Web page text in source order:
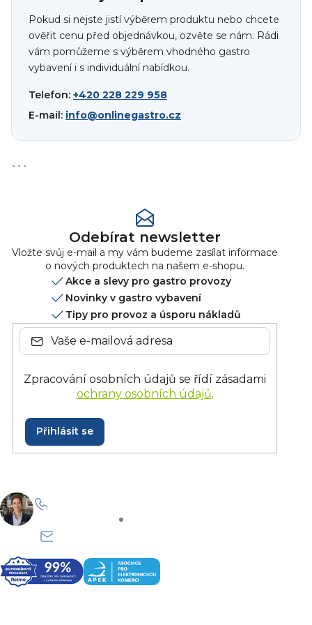
Pokud si nejste jistí výběrem produktu nebo chcete
ověřit cenu před objednávkou, ozvěte se nám. Rádi
vám pomůžeme s výběrem vhodného gastro
vybavení i s individuální nabídkou.
Telefon: +420 228 229 958
E-mail: info@onlinegastro.cz
```
Odebírat newsletter
Vložte svůj e-mail a my vám budeme zasílat informace
o nových produktech na našem e-shopu.
Akce a slevy pro gastro provozy
Novinky v gastro vybavení
Tipy pro provoz a úsporu nákladů
Zpracování osobních údajů se řídí zásadami
ochrany osobních údajů.
Přihlásit se